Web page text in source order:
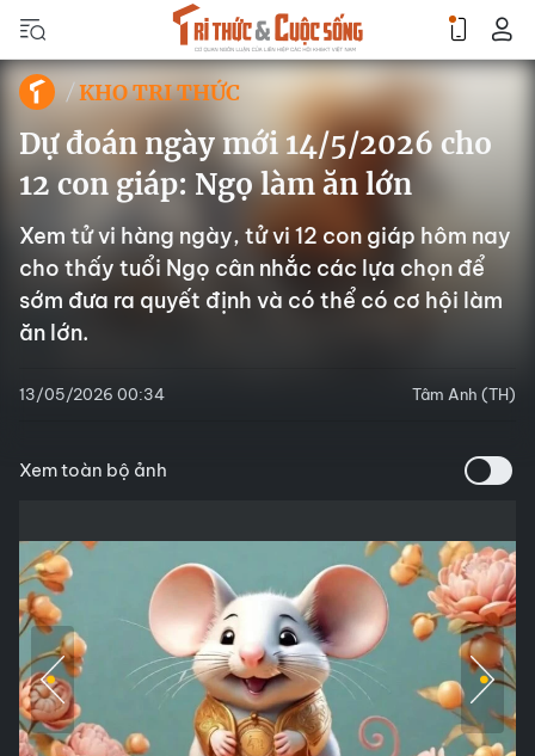
KHO TRI THỨC
Dự đoán ngày mới 14/5/2026 cho
12 con giáp: Ngọ làm ăn lớn
Xem tử vi hàng ngày, tử vi 12 con giáp hôm nay
cho thấy tuổi Ngọ cân nhắc các lựa chọn để
sớm đưa ra quyết định và có thể có cơ hội làm
ăn lớn.
13/05/2026 00:34 Tâm Anh (TH)
Xem toàn bộ ảnh